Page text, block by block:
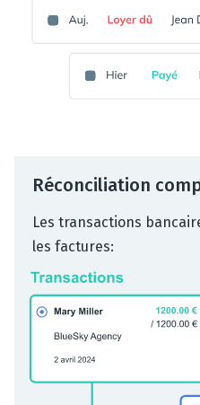
Réconciliation
Les transactions
les factures: